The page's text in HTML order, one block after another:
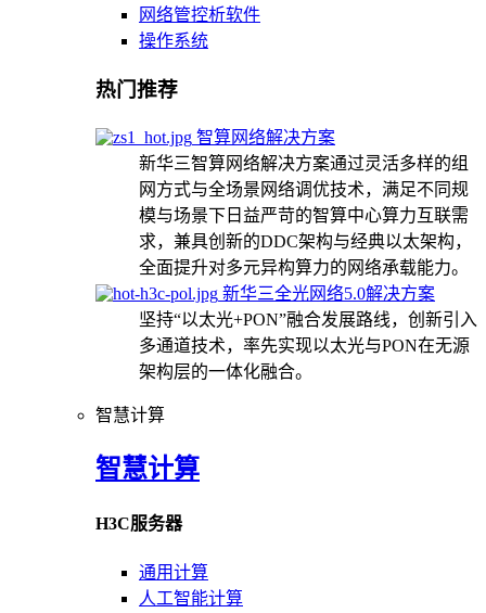
网络管控析软件
操作系统
热门推荐
智算网络解决方案
新华三智算网络解决方案通过灵活多样的组
网方式与全场景网络调优技术，满足不同规
模与场景下日益严苛的智算中心算力互联需
求，兼具创新的DDC架构与经典以太架构，
全面提升对多元异构算力的网络承载能力。
新华三全光网络5.0解决方案
坚持“以太光+PON”融合发展路线，创新引入
多通道技术，率先实现以太光与PON在无源
架构层的一体化融合。
智慧计算
智慧计算
H3C服务器
通用计算
人工智能计算